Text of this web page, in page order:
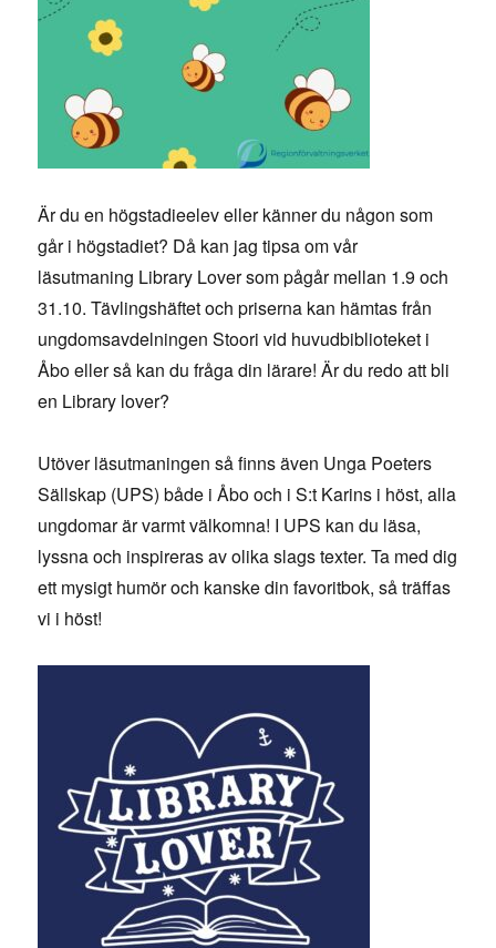
Är du en högstadieelev eller känner du någon som
går i högstadiet? Då kan jag tipsa om vår
läsutmaning Library Lover som pågår mellan 1.9 och
31.10. Tävlingshäftet och priserna kan hämtas från
ungdomsavdelningen Stoori vid huvudbiblioteket i
Åbo eller så kan du fråga din lärare! Är du redo att bli
en Library lover?
Utöver läsutmaningen så finns även Unga Poeters
Sällskap (UPS) både i Åbo och i S:t Karins i höst, alla
ungdomar är varmt välkomna! I UPS kan du läsa,
lyssna och inspireras av olika slags texter. Ta med dig
ett mysigt humör och kanske din favoritbok, så träffas
vi i höst!